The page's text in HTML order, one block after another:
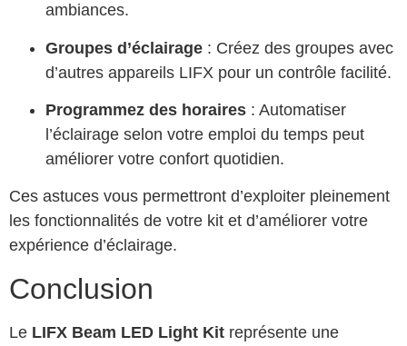
ambiances.
Groupes d’éclairage : Créez des groupes avec
d’autres appareils LIFX pour un contrôle facilité.
Programmez des horaires : Automatiser
l’éclairage selon votre emploi du temps peut
améliorer votre confort quotidien.
Ces astuces vous permettront d’exploiter pleinement
les fonctionnalités de votre kit et d’améliorer votre
expérience d’éclairage.
Conclusion
Le LIFX Beam LED Light Kit représente une